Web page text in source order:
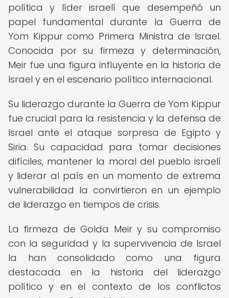
política y líder israelí que desempeñó un
papel fundamental durante la Guerra de
Yom Kippur como Primera Ministra de Israel.
Conocida por su firmeza y determinación,
Meir fue una figura influyente en la historia de
Israel y en el escenario político internacional.
Su liderazgo durante la Guerra de Yom Kippur
fue crucial para la resistencia y la defensa de
Israel ante el ataque sorpresa de Egipto y
Siria. Su capacidad para tomar decisiones
difíciles, mantener la moral del pueblo israelí
y liderar al país en un momento de extrema
vulnerabilidad la convirtieron en un ejemplo
de liderazgo en tiempos de crisis.
La firmeza de Golda Meir y su compromiso
con la seguridad y la supervivencia de Israel
la han consolidado como una figura
destacada en la historia del liderazgo
político y en el contexto de los conflictos